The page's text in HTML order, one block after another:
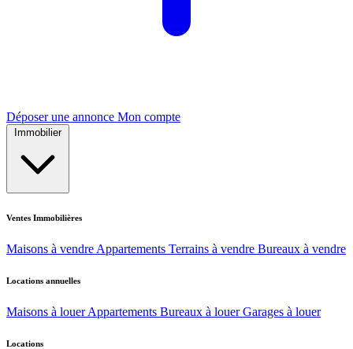
Déposer une annonce Mon compte
Immobilier
Ventes Immobilières
Maisons à vendre Appartements Terrains à vendre Bureaux à vendre
Locations annuelles
Maisons à louer Appartements Bureaux à louer Garages à louer
Locations